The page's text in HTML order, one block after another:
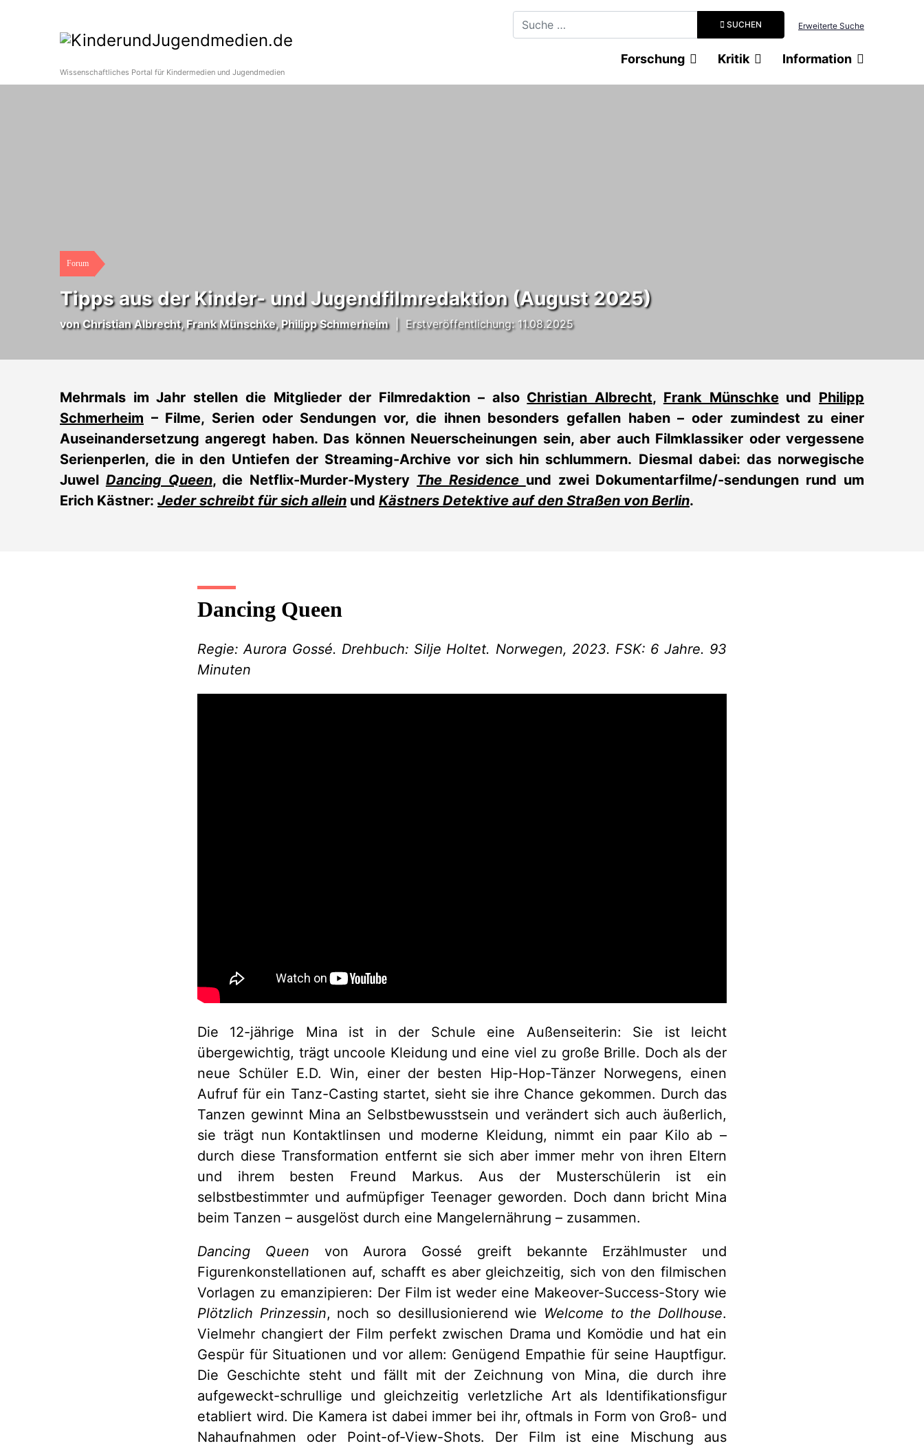
SUCHEN Erweiterte Suche
Wissenschaftliches Portal für Kindermedien und Jugendmedien
Forschung Kritik Information
Forum
Tipps aus der Kinder- und Jugendfilmredaktion (August 2025)
von Christian Albrecht, Frank Münschke, Philipp Schmerheim| Erstveröffentlichung: 11.08.2025
Mehrmals im Jahr stellen die Mitglieder der Filmredaktion – also Christian Albrecht, Frank Münschkeund Philipp
Schmerheim –Filme, Serien oder Sendungen vor, die ihnen besonders gefallen haben – oder zumindest zu einer
Auseinandersetzung angeregt haben. Das können Neuerscheinungen sein, aber auch Filmklassiker oder vergessene
Serienperlen, die in den Untiefen der Streaming-Archive vor sich hin schlummern. Diesmal dabei: das norwegische
Juwel Dancing Queen,die Netflix-Murder-Mystery The Residence und zwei Dokumentarfilme/-sendungen rund um
Erich Kästner: Jeder schreibt für sich allein und Kästners Detektive auf den Straßen von Berlin.
Dancing Queen
Regie: Aurora Gossé. Drehbuch: Silje Holtet. Norwegen, 2023. FSK: 6 Jahre. 93
Minuten
Die 12-jährige Mina ist in der Schule eine Außenseiterin: Sie ist leicht
übergewichtig, trägt uncoole Kleidung und eine viel zu große Brille. Doch als der
neue Schüler E.D. Win, einer der besten Hip-Hop-Tänzer Norwegens, einen
Aufruf für ein Tanz-Casting startet, sieht sie ihre Chance gekommen. Durch das
Tanzen gewinnt Mina an Selbstbewusstsein und verändert sich auch äußerlich,
sie trägt nun Kontaktlinsen und moderne Kleidung, nimmt ein paar Kilo ab –
durch diese Transformation entfernt sie sich aber immer mehr von ihren Eltern
und ihrem besten Freund Markus. Aus der Musterschülerin ist ein
selbstbestimmter und aufmüpfiger Teenager geworden. Doch dann bricht Mina
beim Tanzen – ausgelöst durch eine Mangelernährung – zusammen.
Dancing Queen von Aurora Gossé greift bekannte Erzählmuster und
Figurenkonstellationen auf, schafft es aber gleichzeitig, sich von den filmischen
Vorlagen zu emanzipieren: Der Film ist weder eine Makeover-Success-Story wie
Plötzlich Prinzessin, noch so desillusionierend wie Welcome to the Dollhouse.
Vielmehr changiert der Film perfekt zwischen Drama und Komödie und hat ein
Gespür für Situationen und vor allem: Genügend Empathie für seine Hauptfigur.
Die Geschichte steht und fällt mit der Zeichnung von Mina, die durch ihre
aufgeweckt-schrullige und gleichzeitig verletzliche Art als Identifikationsfigur
etabliert wird. Die Kamera ist dabei immer bei ihr, oftmals in Form von Groß- und
Nahaufnahmen oder Point-of-View-Shots. Der Film ist eine Mischung aus